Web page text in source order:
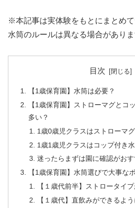
※本記事は実体験をもとにまとめ
水筒のルールは異なる場合がありま
目次
【1歳保育園】水筒は必要？
【1歳保育園】ストローマグとコ
多い？
1歳0歳児クラスはストローマ
1歳1歳児クラスはコップ付き
迷ったらまずは園に確認がお
【1歳保育園】水筒選びで大事な
【１歳代前半】ストロータイ
【１歳代】直飲みができるよ